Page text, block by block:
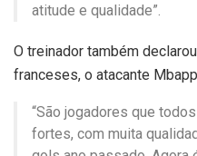
atitude e qualidade”.
O treinador também
franceses, o atacante
“São jogadores que
fortes, com muita